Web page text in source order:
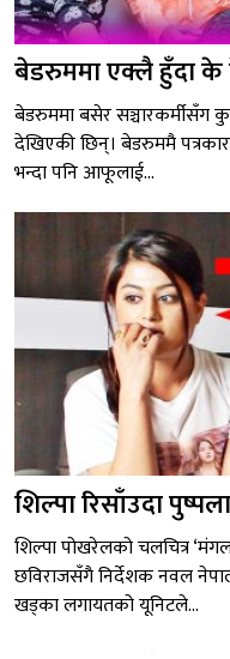
बेडरुममा एक्लै हुँदा के
बेडरुममा बसेर सञ्चारकर्मीसँग
देखिएकी छिन्। बेडरुममै
भन्दा पनि आफूलाई...
शिल्पा रिसाँउदा
शिल्पा पोखरेलको चलचित्र
छविराजसँगै निर्देशक नवल
खड्का लगायतको यूनिटले...